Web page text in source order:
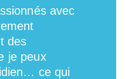
avec
des
je peux
ce qui